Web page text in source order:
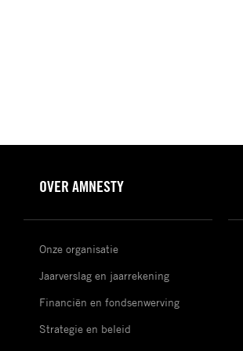
OVER AMNESTY
Onze organisatie
Jaarverslag en jaarrekening
Financiën en fondsenwerving
Strategie en beleid